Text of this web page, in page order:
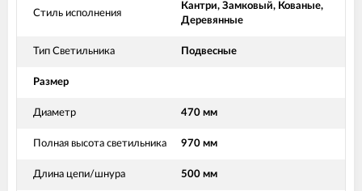
Стиль исполнения
Кантри, Замковый, Кованые,
Деревянные
Тип Светильника Подвесные
Размер
Диаметр 470 мм
Полная высота светильника 970 мм
Длина цепи/шнура 500 мм